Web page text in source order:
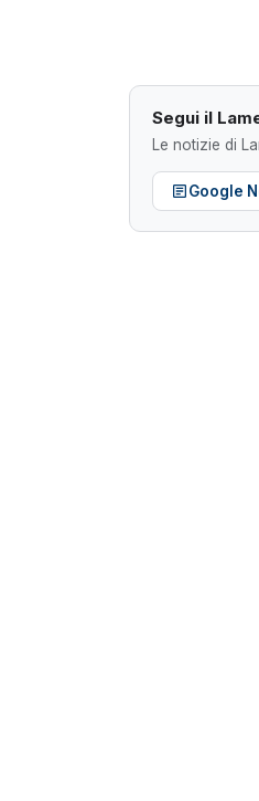
Segui il
Le notizie di
Google